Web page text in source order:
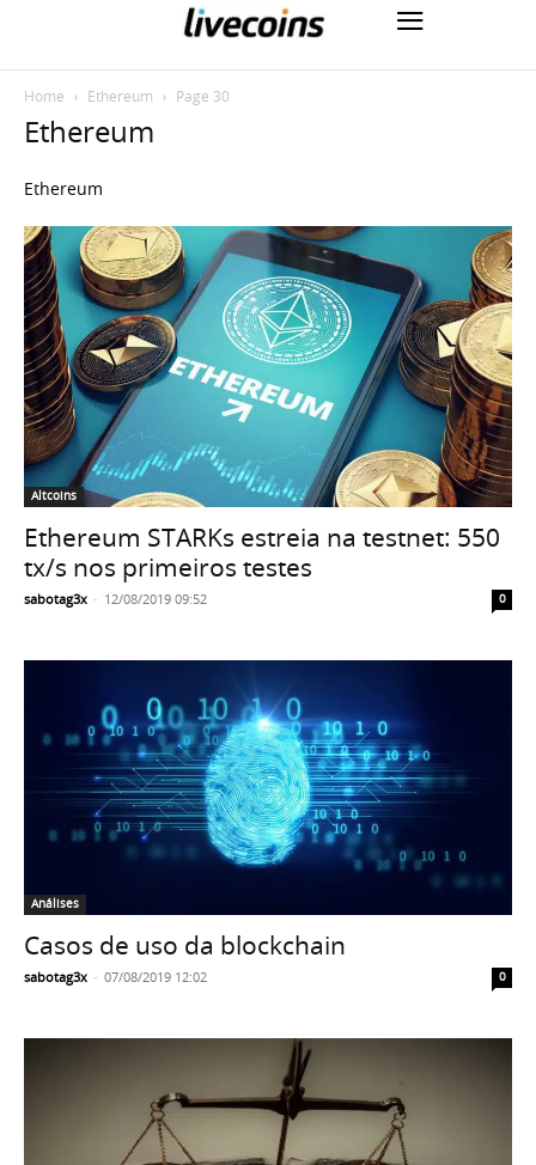
Home Ethereum Page 30
Ethereum
Ethereum
Altcoins
Ethereum STARKs estreia na testnet: 550
tx/s nos primeiros testes
sabotag3x - 12/08/2019 09:52 0
Análises
Casos de uso da blockchain
sabotag3x - 07/08/2019 12:02 0